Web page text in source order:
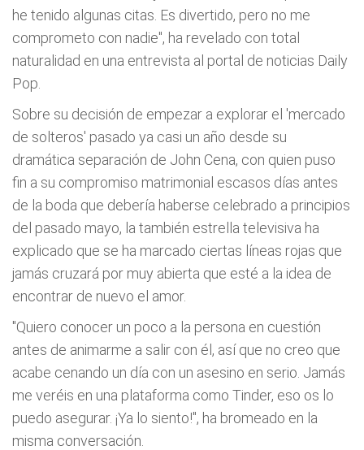
he tenido algunas citas. Es divertido, pero no me
comprometo con nadie", ha revelado con total
naturalidad en una entrevista al portal de noticias Daily
Pop.
Sobre su decisión de empezar a explorar el 'mercado
de solteros' pasado ya casi un año desde su
dramática separación de John Cena, con quien puso
fin a su compromiso matrimonial escasos días antes
de la boda que debería haberse celebrado a principios
del pasado mayo, la también estrella televisiva ha
explicado que se ha marcado ciertas líneas rojas que
jamás cruzará por muy abierta que esté a la idea de
encontrar de nuevo el amor.
"Quiero conocer un poco a la persona en cuestión
antes de animarme a salir con él, así que no creo que
acabe cenando un día con un asesino en serio. Jamás
me veréis en una plataforma como Tinder, eso os lo
puedo asegurar. ¡Ya lo siento!", ha bromeado en la
misma conversación.